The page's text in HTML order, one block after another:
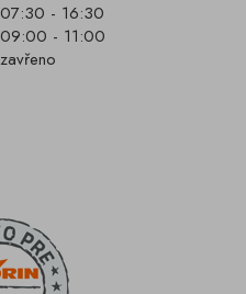
07:30 - 16:30
09:00 - 11:00
zavřeno